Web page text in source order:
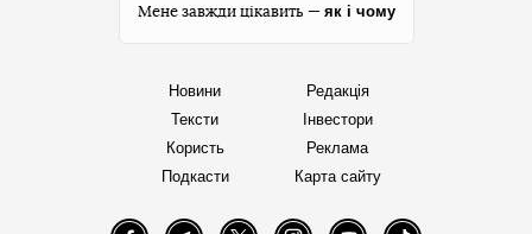
Мене завжди цікавить — як і чому
Новини
Тексти
Користь
Подкасти
Редакція
Інвестори
Реклама
Карта сайту